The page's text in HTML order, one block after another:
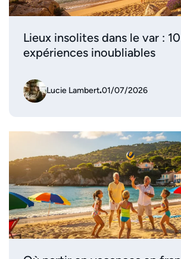
Lieux insolites dans le var : 10
expériences inoubliables
Lucie Lambert.01/07/2026